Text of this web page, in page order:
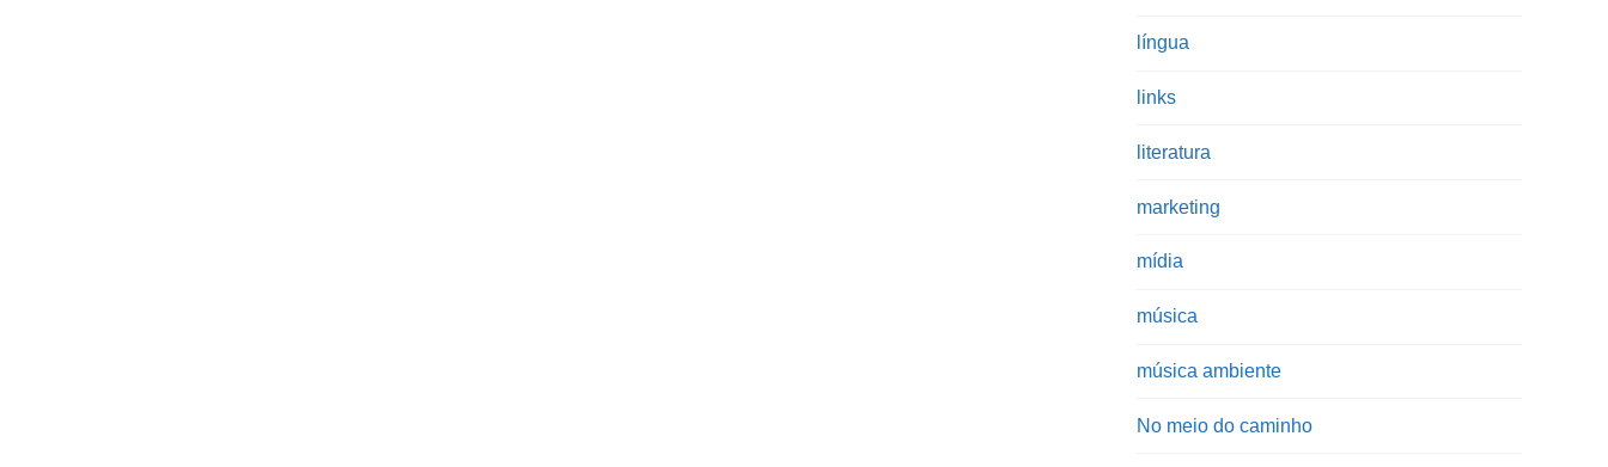
língua
links
literatura
marketing
mídia
música
música ambiente
No meio do caminho